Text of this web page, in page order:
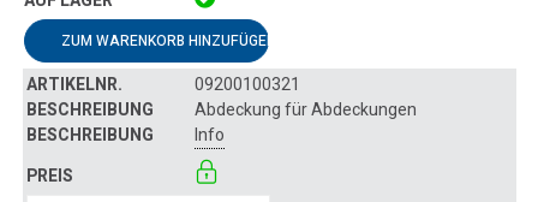
ZUM WARENKORB HINZUFÜGEN
09200100321
Abdeckung für Abdeckungen
Info